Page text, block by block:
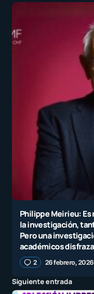
Philippe Meirieu:
la investigación,
Pero una
académicos
2 26 febrero, 2026
Siguiente entrada